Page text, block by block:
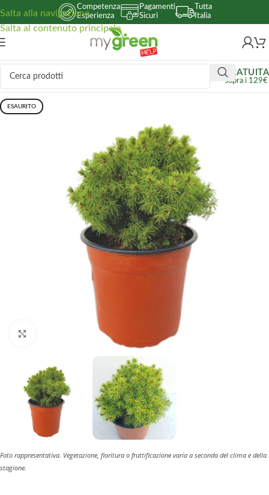
Salta alla navigazione
Salta al contenuto principale
Competenza
Esperienza
Pagamenti
Sicuri
Tutta
Italia
GRATUITA
sopra i 129€
ESAURITO
Clicca per ingrandire
Foto rappresentativa. Vegetazione, fioritura o fruttificazione varia a seconda del clima e della
stagione.